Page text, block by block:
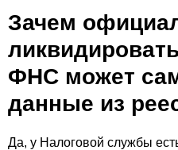
Зачем
ФНС может
данные из
Да, у Налоговой службы